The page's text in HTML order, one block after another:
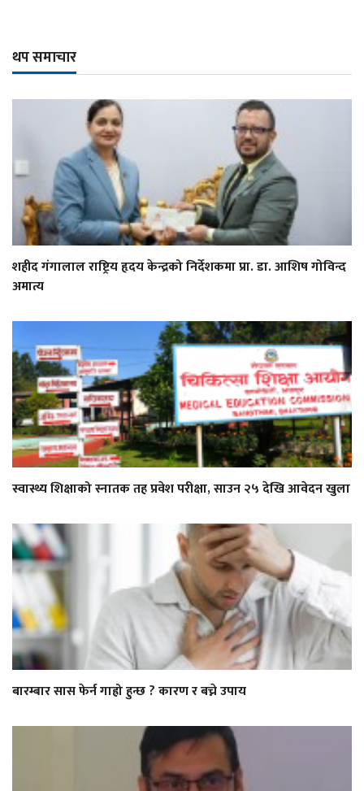
थप समाचार
शहीद गंगालाल राष्ट्रिय हृदय केन्द्रको निर्देशकमा प्रा. डा. आशिष गोविन्द
अमात्य
स्वास्थ्य शिक्षाको स्नातक तह प्रवेश परीक्षा, साउन २५ देखि आवेदन खुला
बारम्बार सास फेर्न गाह्रो हुन्छ ? कारण र बच्ने उपाय